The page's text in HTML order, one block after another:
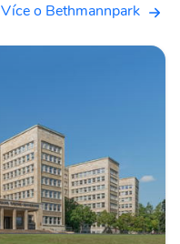
Více o Bethmannpark